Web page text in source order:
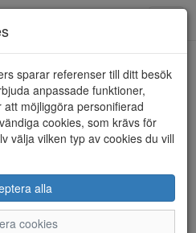
sparar referenser till ditt besök
anpassade funktioner,
möjliggöra personifierad
cookies, som krävs för
välja vilken typ av cookies du vill
alla
cookies